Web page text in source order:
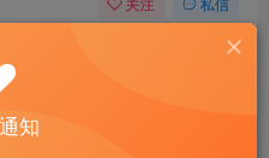
the sun above always
知